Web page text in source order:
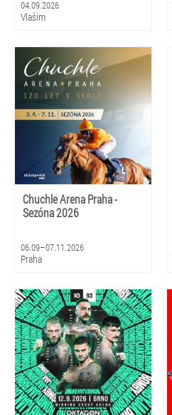
04.09.2026
Vlašim
Chuchle Arena Praha -
Sezóna 2026
06.09–07.11.2026
Praha